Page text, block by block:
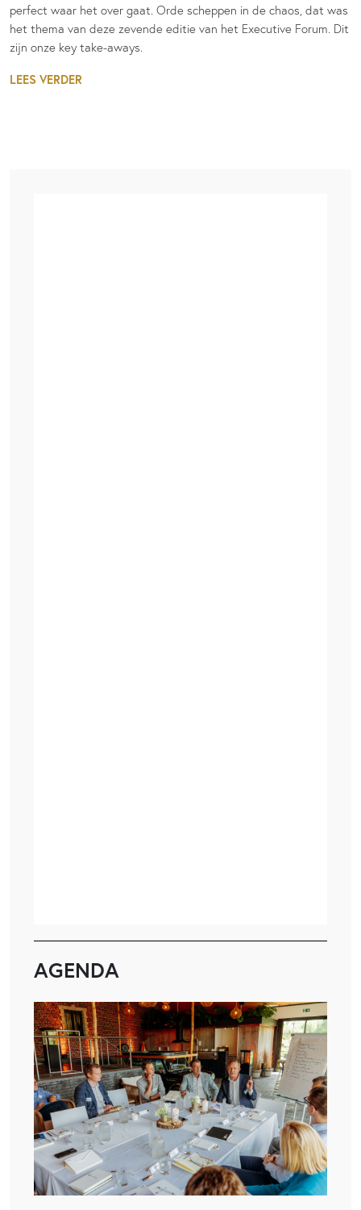
perfect waar het over gaat. Orde scheppen in de chaos, dat was
het thema van deze zevende editie van het Executive Forum. Dit
zijn onze key take-aways.
LEES VERDER
AGENDA